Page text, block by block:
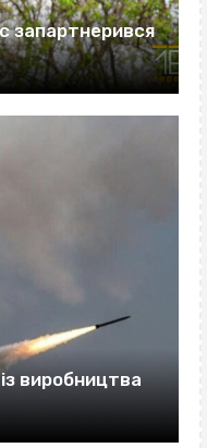
запартнерився
виробництва